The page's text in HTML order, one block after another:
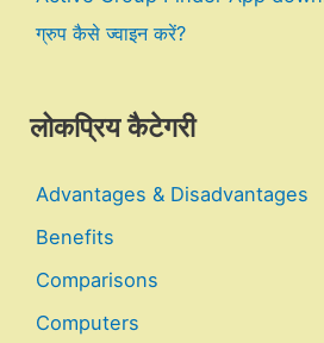
ग्रुप कैसे ज्वाइन करें?
लोकप्रिय कैटेगरी
Advantages & Disadvantages
Benefits
Comparisons
Computers